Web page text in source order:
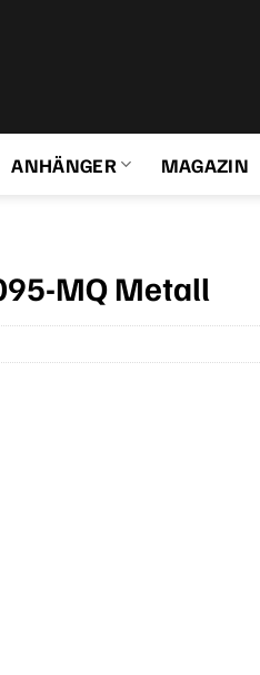
ANHÄNGER MAGAZIN
MQ Metall